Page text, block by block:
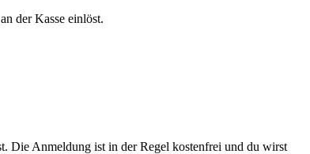
der Kasse einlöst.
Die Anmeldung ist in der Regel kostenfrei und du wirst